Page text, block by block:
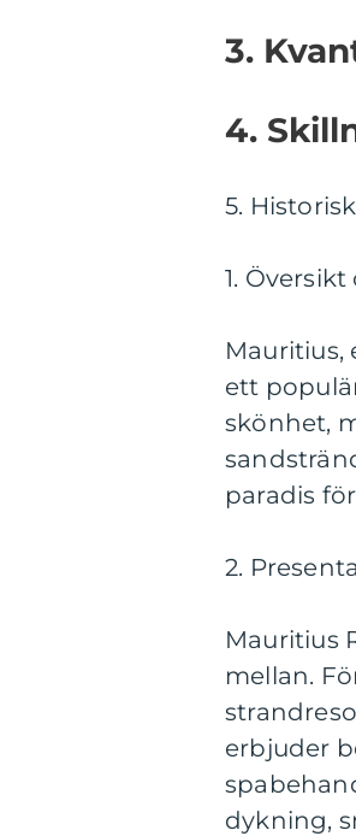
3.
4.
5.
1.
Mauritius,
ett
skönhet,
paradis
2.
Mauritius
mellan.
erbjuder
dykning,